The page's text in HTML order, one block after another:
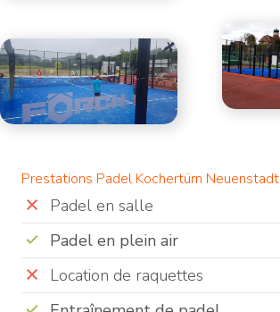
Prestations Padel Kochertürn Neuenstadt
Padel en salle
Padel en plein air
Location de raquettes